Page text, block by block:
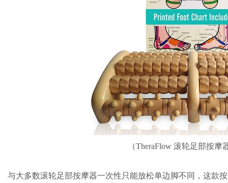
（TheraFlow 滚轮足部按摩
与大多数滚轮足部按摩器一次性只能放松单边脚不同，这款